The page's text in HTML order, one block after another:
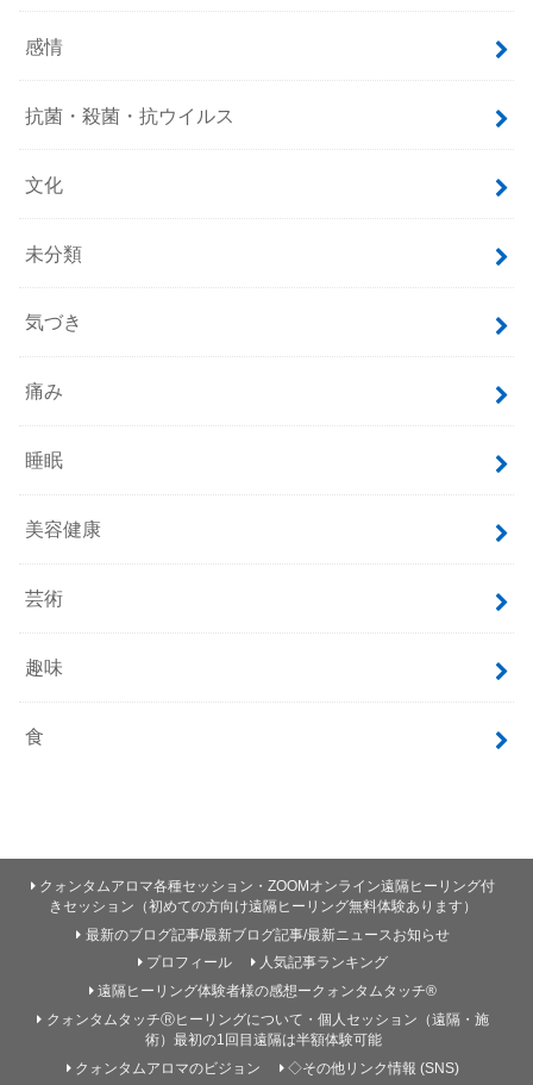
感情
抗菌・殺菌・抗ウイルス
文化
未分類
気づき
痛み
睡眠
美容健康
芸術
趣味
食
クォンタムアロマ各種セッション・ZOOMオンライン遠隔ヒーリング付
きセッション（初めての方向け遠隔ヒーリング無料体験あります）
最新のブログ記事/最新ブログ記事/最新ニュースお知らせ
プロフィール
人気記事ランキング
遠隔ヒーリング体験者様の感想ークォンタムタッチ®
クォンタムタッチⓇヒーリングについて・個人セッション（遠隔・施
術）最初の1回目遠隔は半額体験可能
クォンタムアロマのビジョン
◇その他リンク情報 (SNS)